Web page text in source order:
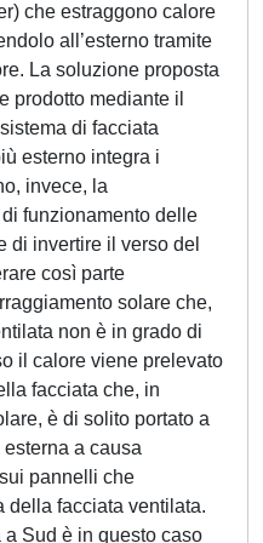
che estraggono calore
all’esterno tramite
La soluzione proposta
prodotto mediante il
di facciata
esterno integra i
invece, la
funzionamento delle
di invertire il verso del
così parte
solare che,
non è in grado di
il calore viene prelevato
facciata che, in
è di solito portato a
a causa
pannelli che
della facciata ventilata.
a Sud è in questo caso